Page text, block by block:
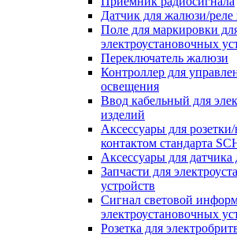
Датчик для жалюзи/реле
Поле для маркировки
электроустановочных
Переключатель жалюзи
Контроллер для
освещения
Ввод кабельный для
изделий
Аксессуары для
контактом стандарта
Аксессуары для
Запчасти для
устройств
Сигнал световой
электроустановочных
Розетка для